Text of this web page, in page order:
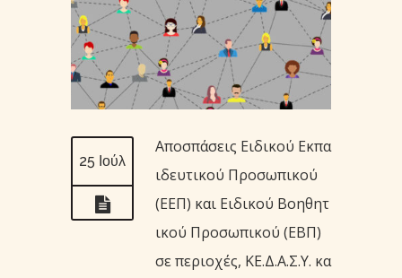
25 Ιούλ
Αποσπάσεις Ειδικού Εκπα
ιδευτικού Προσωπικού
(ΕΕΠ) και Ειδικού Βοηθητ
ικού Προσωπικού (ΕΒΠ)
σε περιοχές, ΚΕ.Δ.Α.Σ.Υ. κα